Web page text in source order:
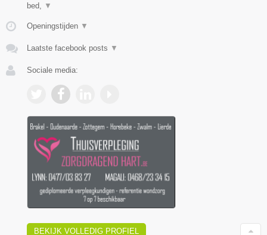
bed,
▼
Openingstijden ▼
Laatste facebook posts ▼
Sociale media:
BEKIJK VOLLEDIG PROFIEL